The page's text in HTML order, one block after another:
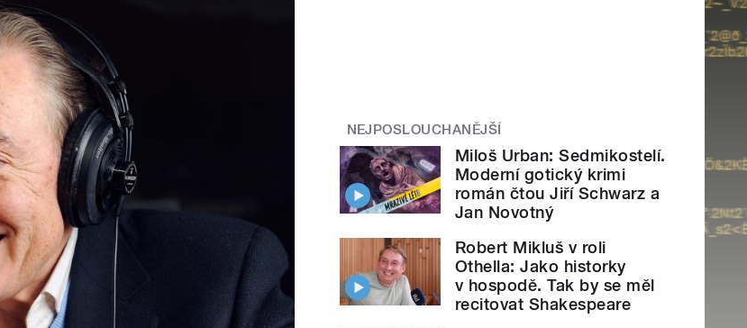
NEJPOSLOUCHANĚJŠÍ
Miloš Urban: Sedmikostelí.
Moderní gotický krimi
román čtou Jiří Schwarz a
Jan Novotný
Robert Mikluš v roli
Othella: Jako historky
v hospodě. Tak by se měl
recitovat Shakespeare